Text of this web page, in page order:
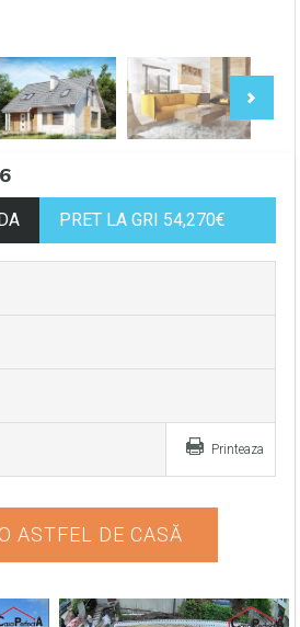
PRET LA GRI 54,270€
Printeaza
ASTFEL DE CASĂ